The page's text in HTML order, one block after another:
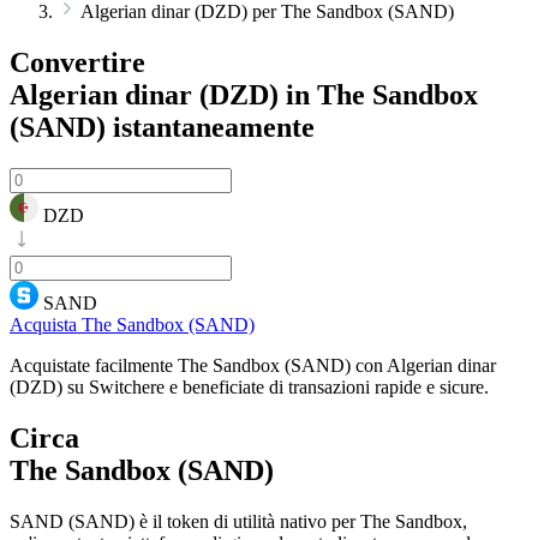
Algerian dinar (DZD) per The Sandbox (SAND)
Convertire
Algerian dinar (DZD) in The Sandbox
(SAND) istantaneamente
DZD
SAND
Acquista The Sandbox (SAND)
Acquistate facilmente The Sandbox (SAND) con Algerian dinar
(DZD) su Switchere e beneficiate di transazioni rapide e sicure.
Circa
The Sandbox (SAND)
SAND (SAND) è il token di utilità nativo per The Sandbox,